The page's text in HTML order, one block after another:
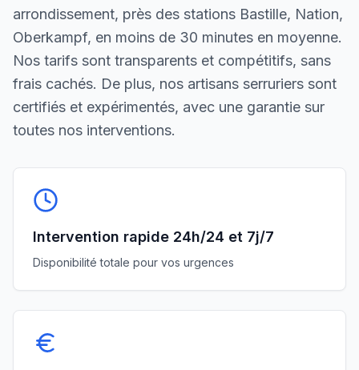
arrondissement, près des stations Bastille, Nation,
Oberkampf, en moins de 30 minutes en moyenne.
Nos tarifs sont transparents et compétitifs, sans
frais cachés. De plus, nos artisans serruriers sont
certifiés et expérimentés, avec une garantie sur
toutes nos interventions.
Intervention rapide 24h/24 et 7j/7
Disponibilité totale pour vos urgences